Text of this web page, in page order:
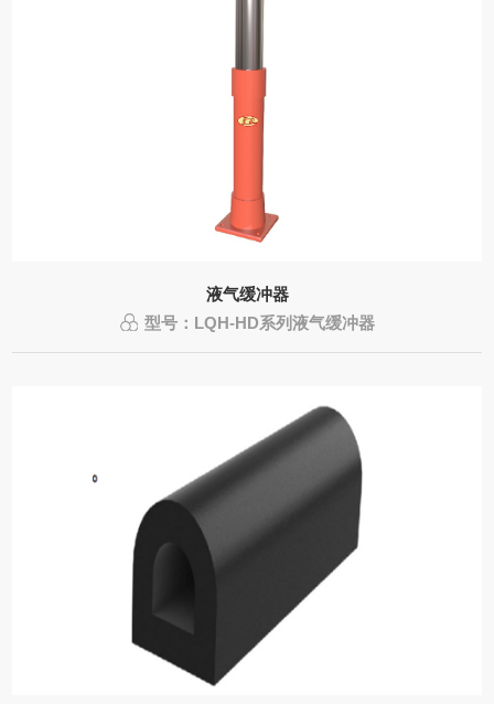
液气缓冲器
型号：LQH-HD系列液气缓冲器